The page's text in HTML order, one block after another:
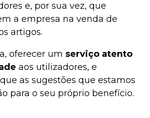
e, por sua vez, que
a empresa na venda de
artigos.
oferecer um serviço atento
aos utilizadores, e
as sugestões que estamos
para o seu próprio benefício.